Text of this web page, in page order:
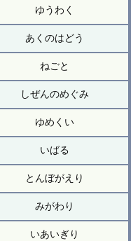
ゆうわく
あくのはどう
ねごと
しぜんのめぐみ
ゆめくい
いばる
とんぼがえり
みがわり
いあいぎり